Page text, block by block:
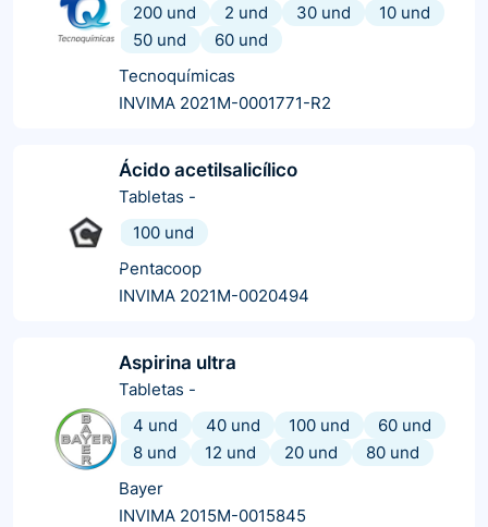
200 und
2 und 30 und
10 und
50 und
60 und
Tecnoquímicas
INVIMA 2021M-0001771-R2
Ácido acetilsalicílico
Tabletas -
100 und
Pentacoop
INVIMA 2021M-0020494
Aspirina ultra
Tabletas -
4 und
40 und 100 und
60 und
8 und
12 und 20 und
80 und
Bayer
INVIMA 2015M-0015845